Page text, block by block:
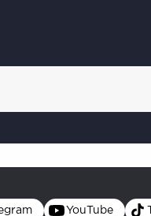
YouTube